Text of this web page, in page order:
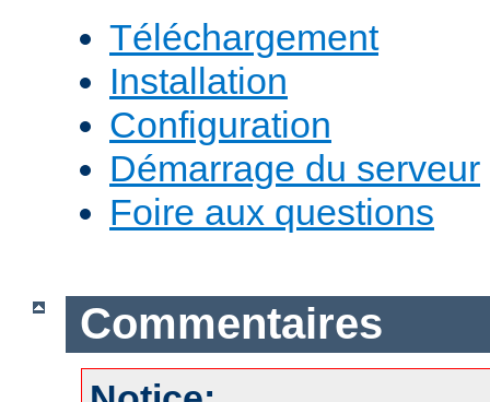
Téléchargement
Installation
Configuration
Démarrage du serveur
Foire aux questions
Commentaires